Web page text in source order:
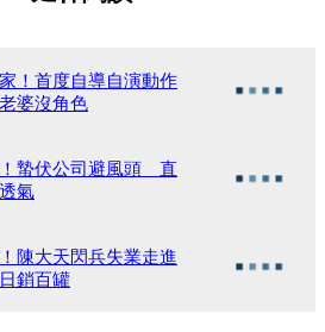
！首度自導自演動作
婆沒角色
蟄伏公司避風頭 直
氣
陳大天閃兵失業走進
銷百罐